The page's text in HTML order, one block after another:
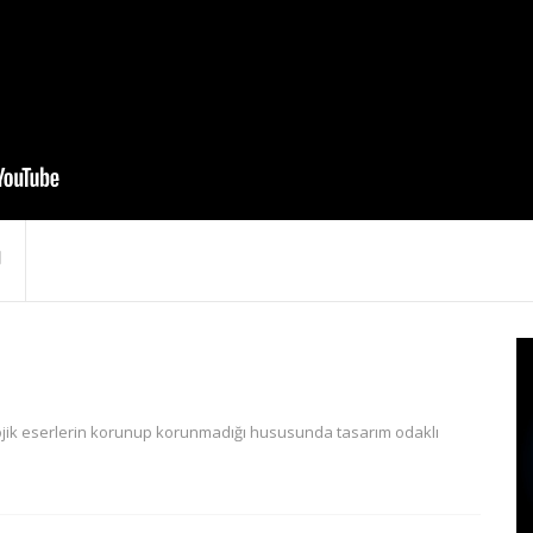
eserlerin korunup korunmadığı hususunda tasarım odaklı